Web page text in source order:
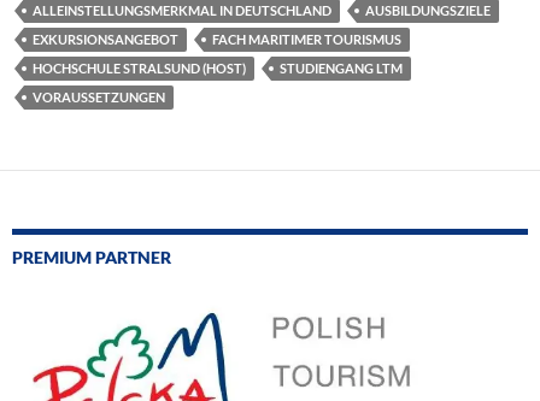
ALLEINSTELLUNGSMERKMAL IN DEUTSCHLAND
AUSBILDUNGSZIELE
EXKURSIONSANGEBOT
FACH MARITIMER TOURISMUS
HOCHSCHULE STRALSUND (HOST)
STUDIENGANG LTM
VORAUSSETZUNGEN
PREMIUM PARTNER